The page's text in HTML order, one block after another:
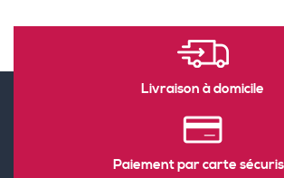
Livraison à domicile
Paiement par carte